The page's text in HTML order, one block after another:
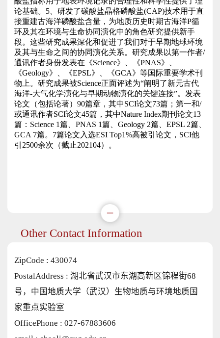
Other Contact Information
ZipCode : 430074
PostalAddress : 湖北省武汉市东湖高新区锦程街68
号，中国地质大学（武汉）生物地质与环境地质国
家重点实验室
OfficePhone : 027-67883606